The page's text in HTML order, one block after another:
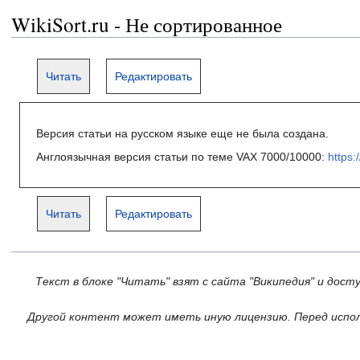
WikiSort.ru - Не сортированное
Читать Редактировать
Версия статьи на русском языке еще не была создана.
Англоязычная версия статьи по теме VAX 7000/10000:
Читать Редактировать
Текст в блоке "Читать" взят с сайта "Википедия" и
Другой контент может иметь иную лицензию. Перед